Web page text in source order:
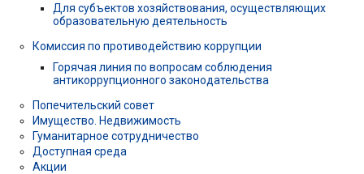
Для субъектов хозяйствования, осуществляющих
образовательную деятельность
Комиссия по противодействию коррупции
Горячая линия по вопросам соблюдения
антикоррупционного законодательства
Попечительский совет
Имущество. Недвижимость
Гуманитарное сотрудничество
Доступная среда
Акции